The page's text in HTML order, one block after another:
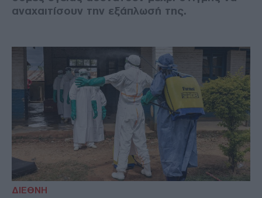
αναχαιτίσουν την εξάπλωσή της.
ΔΙΕΘΝΗ